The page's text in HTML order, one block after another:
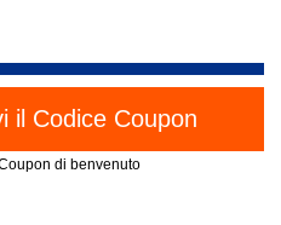
di benvenuto